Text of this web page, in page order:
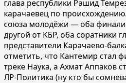
глава республики Рашид
карачаевец по
союза молодёжи — оба
другой от КБР, оба соратники
представители Карачаево-
отметить, что Кантемир стал
треке Наука, а Ахмат Аппаков
ЛР-Политика (ну кто бы